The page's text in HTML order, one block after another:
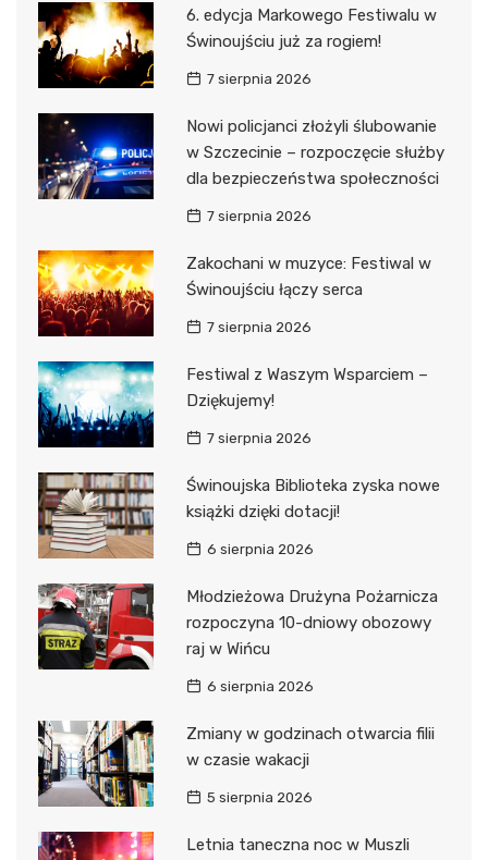
6. edycja Markowego Festiwalu w
Świnoujściu już za rogiem!
7 sierpnia 2026
Nowi policjanci złożyli ślubowanie
w Szczecinie – rozpoczęcie służby
dla bezpieczeństwa społeczności
7 sierpnia 2026
Zakochani w muzyce: Festiwal w
Świnoujściu łączy serca
7 sierpnia 2026
Festiwal z Waszym Wsparciem –
Dziękujemy!
7 sierpnia 2026
Świnoujska Biblioteka zyska nowe
książki dzięki dotacji!
6 sierpnia 2026
Młodzieżowa Drużyna Pożarnicza
rozpoczyna 10-dniowy obozowy
raj w Wińcu
6 sierpnia 2026
Zmiany w godzinach otwarcia filii
w czasie wakacji
5 sierpnia 2026
Letnia taneczna noc w Muszli